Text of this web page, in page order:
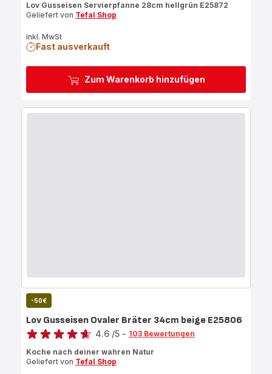
Zum Warenkorb hinzufügen
mit
Sternen
(Durchschnitt)
Lov Gusseisen Servierpfanne 28cm hellgrün E25872
Geliefert von Tefal Shop
inkl. MwSt
Fast ausverkauft
-50€
Lov Gusseisen Ovaler Bräter 34cm beige E25806
Bewertung
4.6 /5 - 103 Bewertungen
Koche nach deiner wahren Natur
Geliefert von Tefal Shop